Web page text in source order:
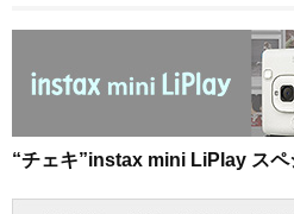
“チェキ”instax mini LiPlay スペ